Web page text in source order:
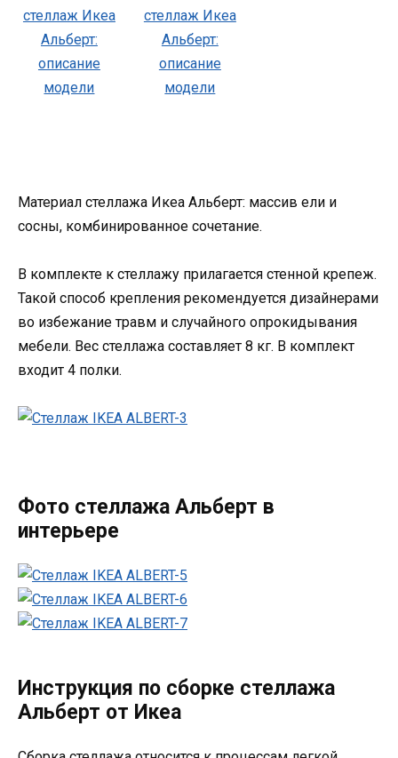
Материал стеллажа Икеа Альберт: массив ели и
сосны, комбинированное сочетание.
В комплекте к стеллажу прилагается стенной крепеж.
Такой способ крепления рекомендуется дизайнерами
во избежание травм и случайного опрокидывания
мебели. Вес стеллажа составляет 8 кг. В комплект
входит 4 полки.
Фото стеллажа Альберт в
интерьере
Инструкция по сборке стеллажа
Альберт от Икеа